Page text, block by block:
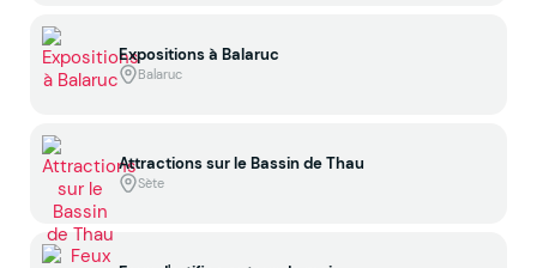
Expositions à Balaruc
Balaruc
Attractions sur le Bassin de Thau
Sète